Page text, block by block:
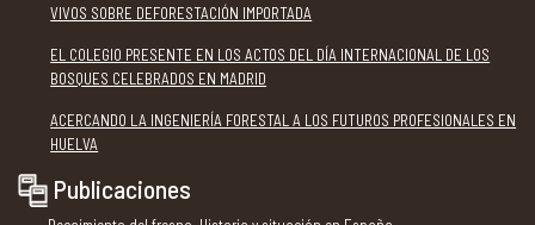
VIVOS SOBRE DEFORESTACIÓN IMPORTADA
EL COLEGIO PRESENTE EN LOS ACTOS DEL DÍA INTERNACIONAL DE LOS
BOSQUES CELEBRADOS EN MADRID
ACERCANDO LA INGENIERÍA FORESTAL A LOS FUTUROS PROFESIONALES EN
HUELVA
Publicaciones